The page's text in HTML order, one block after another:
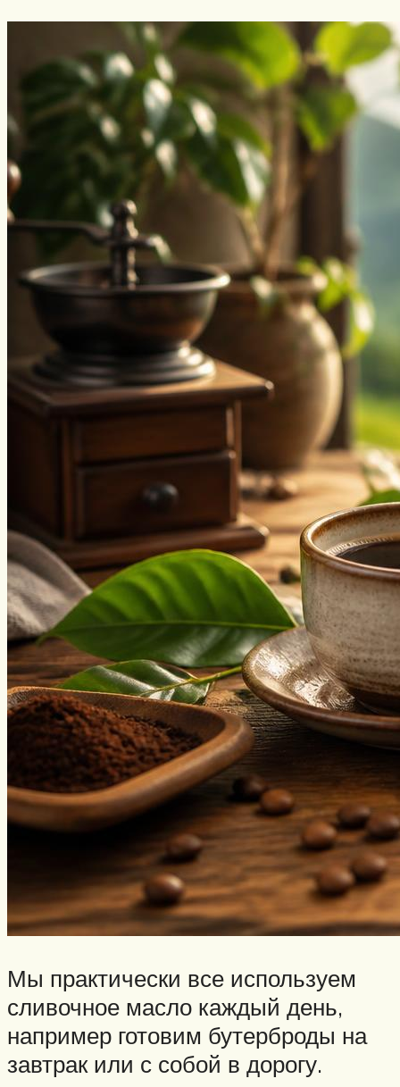
Мы практически все используем
сливочное масло каждый день,
например готовим бутерброды на
завтрак или с собой в дорогу.